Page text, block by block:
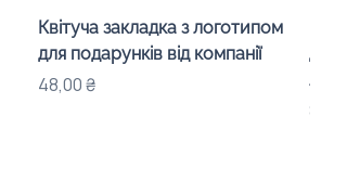
Квітуча закладка з логотипом
для подарунків від компанії
Ціна
48,00 ₴
для
Ціна